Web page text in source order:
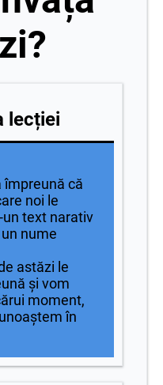
lecției
că
noi le
text narativ
nume
astăzi le
și vom
moment,
în